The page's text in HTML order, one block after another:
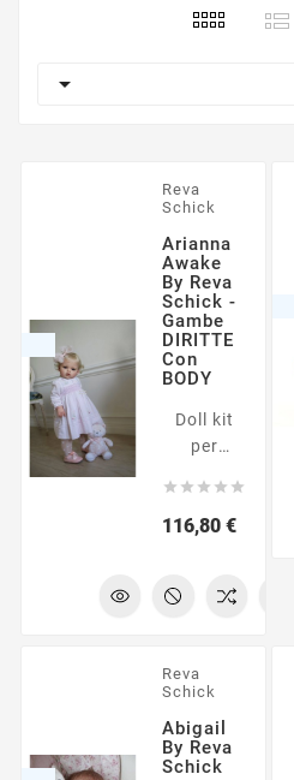

Reva
Schick
Arianna
Awake
By Reva
Schick -
Gambe
DIRITTE
Con
BODY
Doll kit
per
una
bambola
in vinile
dipinte.
La foto
    
116,80 €Prezzo
Reva
Schick
Abigail
By Reva
Schick